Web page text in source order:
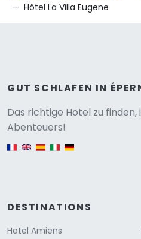
Hôtel La Villa Eugene
GUT SCHLAFEN IN
Das richtige Hotel zu finden,
Abenteuers!
English version
DESTINATIONS
Hotel Amiens